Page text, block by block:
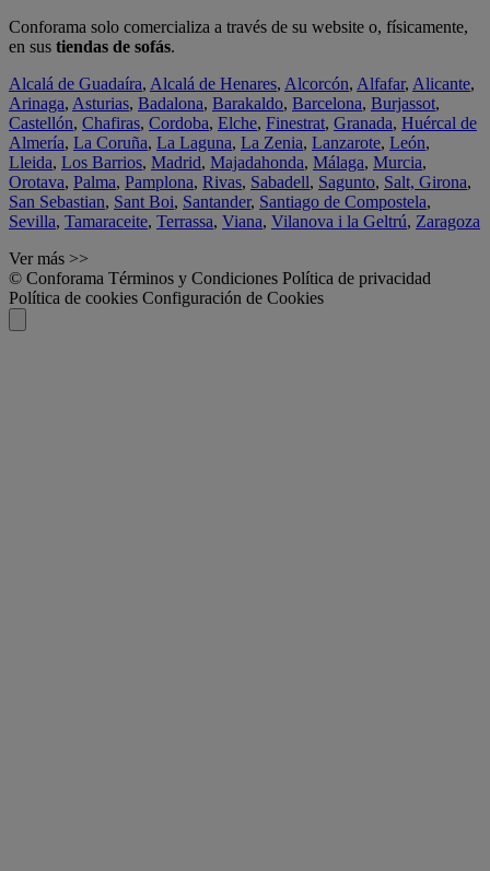
Conforama solo comercializa a través de su website o, físicamente,
en sus tiendas de sofás.
Alcalá de Guadaíra, Alcalá de Henares, Alcorcón, Alfafar, Alicante,
Arinaga, Asturias, Badalona, Barakaldo, Barcelona, Burjassot,
Castellón, Chafiras, Cordoba, Elche, Finestrat, Granada, Huércal de
Almería, La Coruña, La Laguna, La Zenia, Lanzarote, León,
Lleida, Los Barrios, Madrid, Majadahonda, Málaga, Murcia,
Orotava, Palma, Pamplona, Rivas, Sabadell, Sagunto, Salt, Girona,
San Sebastian, Sant Boi, Santander, Santiago de Compostela,
Sevilla, Tamaraceite, Terrassa, Viana, Vilanova i la Geltrú, Zaragoza
Ver más >>
© Conforama Términos y Condiciones Política de privacidad
Política de cookies Configuración de Cookies